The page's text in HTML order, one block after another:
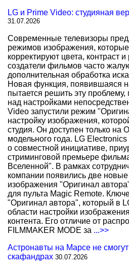
LG и Prime Video: студияная
31.07.2026
Современные телевизоры
режимов изображения,
корректируют цвета, контраст
создатели фильмов часто
дополнительная обработка
Новая функция, появившаяся
пытается решить эту
над настройками
Video запустили режим
настройку изображения,
студия. Он доступен только на
модельного года. LG
о совместной инициативе,
стриминговой премьере
Вселенной". В рамках
компании появились две
изображения "Оригинал
для пульта Magic Remote.
"Оригинал автора", который в
области настройки
контента. Его отличие от
FILMMAKER MODE за ...>>
Астронавты на Марсе не
скафандрах 30.07.2026